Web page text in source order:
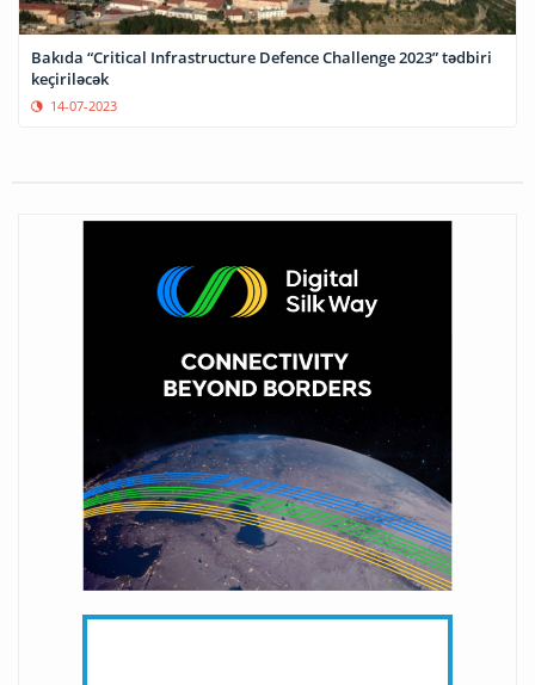
Bakıda “Critical Infrastructure Defence Challenge 2023” tədbiri
keçiriləcək
14-07-2023